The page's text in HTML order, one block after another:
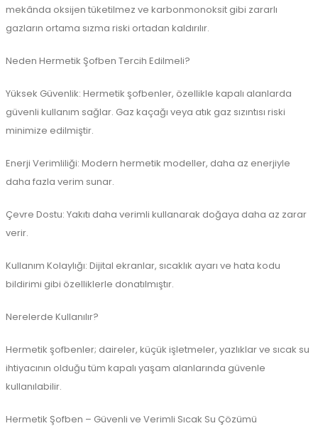
mekânda oksijen tüketilmez ve karbonmonoksit gibi zararlı
gazların ortama sızma riski ortadan kaldırılır.
Neden Hermetik Şofben Tercih Edilmeli?
Yüksek Güvenlik: Hermetik şofbenler, özellikle kapalı alanlarda
güvenli kullanım sağlar. Gaz kaçağı veya atık gaz sızıntısı riski
minimize edilmiştir.
Enerji Verimliliği: Modern hermetik modeller, daha az enerjiyle
daha fazla verim sunar.
Çevre Dostu: Yakıtı daha verimli kullanarak doğaya daha az zarar
verir.
Kullanım Kolaylığı: Dijital ekranlar, sıcaklık ayarı ve hata kodu
bildirimi gibi özelliklerle donatılmıştır.
Nerelerde Kullanılır?
Hermetik şofbenler; daireler, küçük işletmeler, yazlıklar ve sıcak su
ihtiyacının olduğu tüm kapalı yaşam alanlarında güvenle
kullanılabilir.
Hermetik Şofben – Güvenli ve Verimli Sıcak Su Çözümü